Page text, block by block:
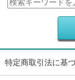
特定商取引法に基